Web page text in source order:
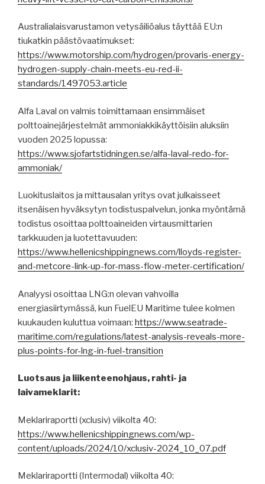
Australialaisvarustamon vetysäiliöalus täyttää EU:n
tiukatkin päästövaatimukset:
https://www.motorship.com/hydrogen/provaris-energy-
hydrogen-supply-chain-meets-eu-red-ii-
standards/1497053.article
Alfa Laval on valmis toimittamaan ensimmäiset
polttoainejärjestelmät ammoniakkikäyttöisiin aluksiin
vuoden 2025 lopussa:
https://www.sjofartstidningen.se/alfa-laval-redo-for-
ammoniak/
Luokituslaitos ja mittausalan yritys ovat julkaisseet
itsenäisen hyväksytyn todistuspalvelun, jonka myöntämä
todistus osoittaa polttoaineiden virtausmittarien
tarkkuuden ja luotettavuuden:
https://www.hellenicshippingnews.com/lloyds-register-
and-metcore-link-up-for-mass-flow-meter-certification/
Analyysi osoittaa LNG:n olevan vahvoilla
energiasiirtymässä, kun FuelEU Maritime tulee kolmen
kuukauden kuluttua voimaan: https://www.seatrade-
maritime.com/regulations/latest-analysis-reveals-more-
plus-points-for-lng-in-fuel-transition
Luotsaus ja liikenteenohjaus, rahti- ja
laivameklarit:
Meklariraportti (xclusiv) viikolta 40:
https://www.hellenicshippingnews.com/wp-
content/uploads/2024/10/xclusiv-2024_10_07.pdf
Meklariraportti (Intermodal) viikolta 40: